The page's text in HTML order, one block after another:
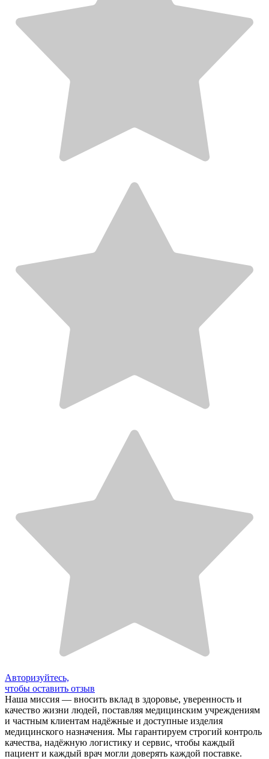
Авторизуйтесь,
чтобы оставить отзыв
Наша миссия — вносить вклад в здоровье, уверенность и
качество жизни людей, поставляя медицинским учреждениям
и частным клиентам надёжные и доступные изделия
медицинского назначения. Мы гарантируем строгий контроль
качества, надёжную логистику и сервис, чтобы каждый
пациент и каждый врач могли доверять каждой поставке.